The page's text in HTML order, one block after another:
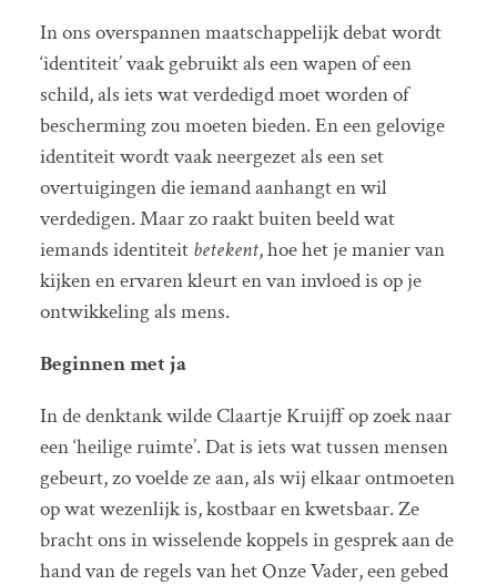
In ons overspannen maatschappelijk debat wordt
‘identiteit’ vaak gebruikt als een wapen of een
schild, als iets wat verdedigd moet worden of
bescherming zou moeten bieden. En een gelovige
identiteit wordt vaak neergezet als een set
overtuigingen die iemand aanhangt en wil
verdedigen. Maar zo raakt buiten beeld wat
iemands identiteit betekent, hoe het je manier van
kijken en ervaren kleurt en van invloed is op je
ontwikkeling als mens.
Beginnen met ja
In de denktank wilde Claartje Kruijff op zoek naar
een ‘heilige ruimte’. Dat is iets wat tussen mensen
gebeurt, zo voelde ze aan, als wij elkaar ontmoeten
op wat wezenlijk is, kostbaar en kwetsbaar. Ze
bracht ons in wisselende koppels in gesprek aan de
hand van de regels van het Onze Vader, een gebed